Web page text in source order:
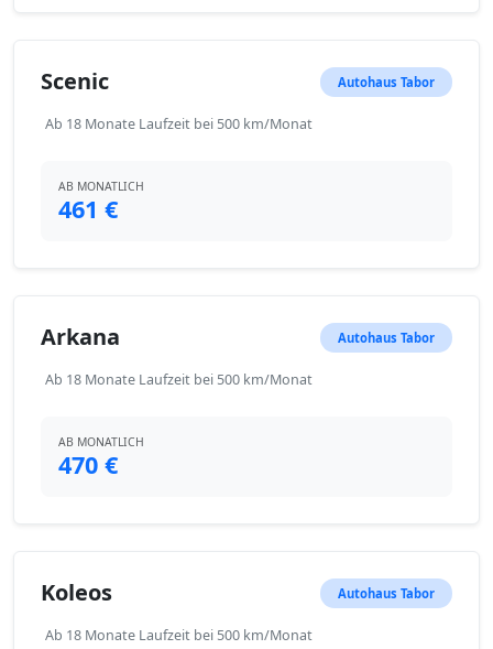
Scenic Autohaus Tabor
Ab 18 Monate Laufzeit bei 500 km/Monat
AB MONATLICH
461 €
Arkana Autohaus Tabor
Ab 18 Monate Laufzeit bei 500 km/Monat
AB MONATLICH
470 €
Koleos Autohaus Tabor
Ab 18 Monate Laufzeit bei 500 km/Monat